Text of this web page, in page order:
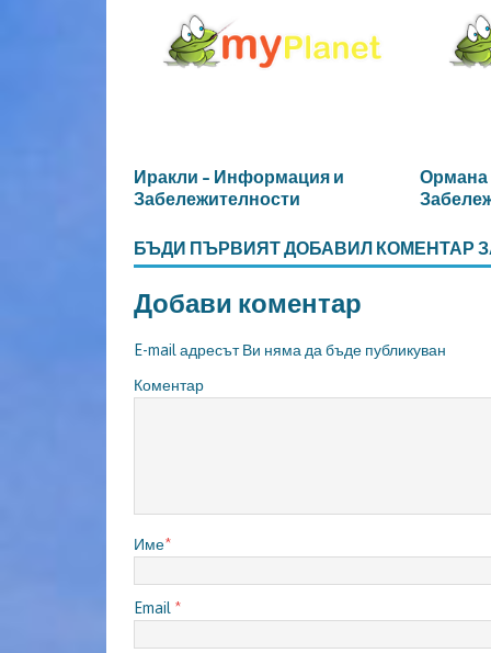
Иракли – Информация и
Забележителности
Ормана
БЪДИ ПЪРВИЯТ ДОБАВИЛ КОМЕНТАР
Добави коментар
E-mail адресът Ви няма да бъде публикуван
Коментар
Име*
Email *